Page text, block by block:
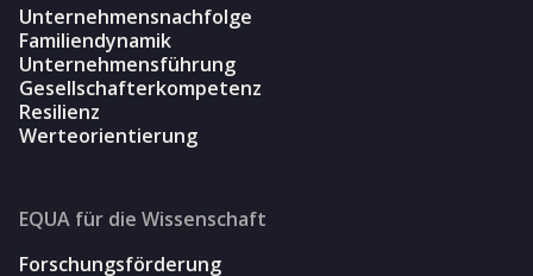
Unternehmensnachfolge
Familiendynamik
Unternehmensführung
Gesellschafterkompetenz
Resilienz
Werteorientierung
EQUA für die Wissenschaft
Forschungsförderung